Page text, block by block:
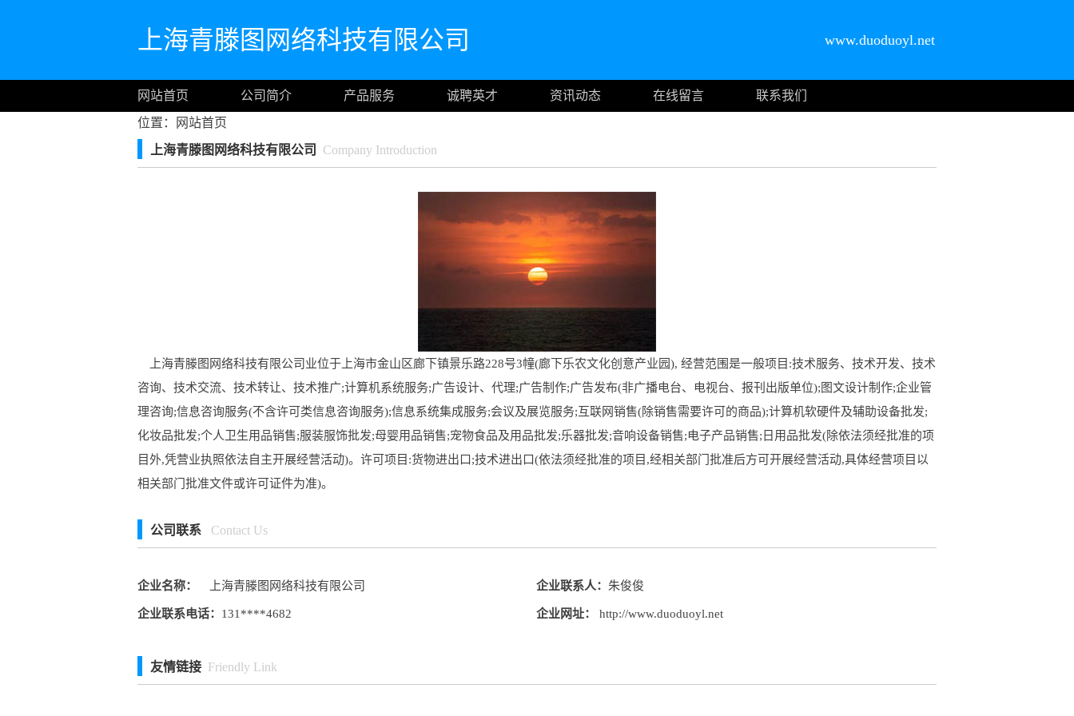
上海青滕图网络科技有限公司 www.duoduoyl.net
网站首页 公司简介 产品服务 诚聘英才 资讯动态 在线留言
联系我们
位置：
网站首页
上海青滕图网络科技有限公司
Company Introduction
上海青滕图网络科技有限公司业位于上海市金山区廊下镇景乐路228号3幢(廊下乐农文化创意产业园), 经营范围是一般项目:技术服务、技术开发、技术
咨询、技术交流、技术转让、技术推广;计算机系统服务;广告设计、代理;广告制作;广告发布(非广播电台、电视台、报刊出版单位);图文设计制作;企业管
理咨询;信息咨询服务(不含许可类信息咨询服务);信息系统集成服务;会议及展览服务;互联网销售(除销售需要许可的商品);计算机软硬件及辅助设备批发;
化妆品批发;个人卫生用品销售;服装服饰批发;母婴用品销售;宠物食品及用品批发;乐器批发;音响设备销售;电子产品销售;日用品批发(除依法须经批准的项
目外,凭营业执照依法自主开展经营活动)。许可项目:货物进出口;技术进出口(依法须经批准的项目,经相关部门批准后方可开展经营活动,具体经营项目以
相关部门批准文件或许可证件为准)。
公司联系 Contact Us
企业名称： 上海青滕图网络科技有限公司 企业联系人： 朱俊俊
企业联系电话： 131****4682 企业网址： http://www.duoduoyl.net
友情链接 Friendly Link